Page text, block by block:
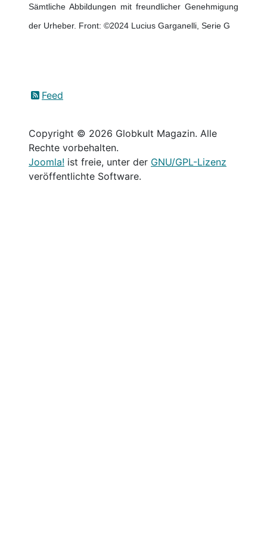
Sämtliche Abbildungen mit freundlicher Genehmigung
der Urheber. Front: ©2024 Lucius Garganelli, Serie G
Feed
Copyright © 2026 Globkult Magazin. Alle
Rechte vorbehalten.
Joomla! ist freie, unter der GNU/GPL-Lizenz
veröffentlichte Software.